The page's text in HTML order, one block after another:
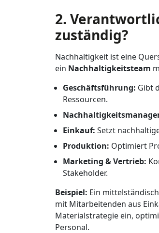
2.
zuständig?
Nachhaltigkeit ist eine
ein Nachhaltigkeitsteam
Geschäftsführung: Gibt
Ressourcen.
Einkauf: Setzt
Produktion: Optimiert
Marketing & Vertrieb:
Stakeholder.
Beispiel: Ein
mit Mitarbeitenden aus
Materialstrategie ein,
Personal.